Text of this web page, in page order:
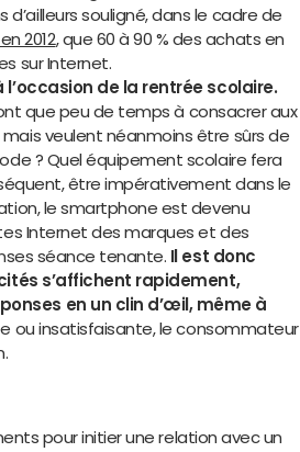
souligné, dans le cadre de
2012, que 60 à 90 % des achats en
sur Internet.
l’occasion de la rentrée scolaire.
que peu de temps à consacrer aux
veulent néanmoins être sûrs de
? Quel équipement scolaire fera
être impérativement dans le
le smartphone est devenu
Internet des marques et des
séance tenante.
Il est donc
s’affichent rapidement,
en un clin d’œil, même à
ou insatisfaisante, le consommateur
pour initier une relation avec un